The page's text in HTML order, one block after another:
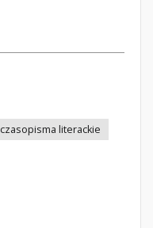
czasopisma literackie